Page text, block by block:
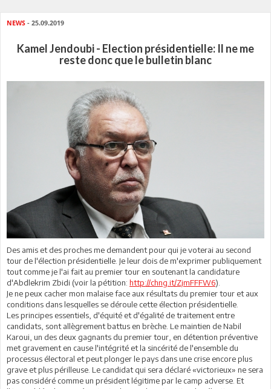
NEWS - 25.09.2019
Kamel Jendoubi - Election présidentielle: Il ne me
reste donc que le bulletin blanc
Des amis et des proches me demandent pour qui je voterai au second
tour de l'élection présidentielle. Je leur dois de m'exprimer publiquement
tout comme je l'ai fait au premier tour en soutenant la candidature
d'Abdlekrim Zbidi (voir la pétition: http://chng.it/ZjmFFFW6).
Je ne peux cacher mon malaise face aux résultats du premier tour et aux
conditions dans lesquelles se déroule cette élection présidentielle.
Les principes essentiels, d'équité et d'égalité de traitement entre
candidats, sont allègrement battus en brèche. Le maintien de Nabil
Karoui, un des deux gagnants du premier tour, en détention préventive
met gravement en cause l'intégrité et la sincérité de l'ensemble du
processus électoral et peut plonger le pays dans une crise encore plus
grave et plus périlleuse. Le candidat qui sera déclaré «victorieux» ne sera
pas considéré comme un président légitime par le camp adverse. Et